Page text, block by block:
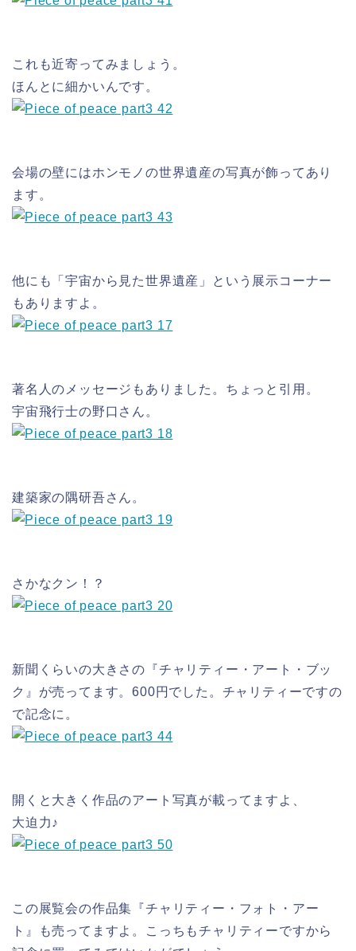
これも近寄ってみましょう。
ほんとに細かいんです。
会場の壁にはホンモノの世界遺産の写真が飾ってあり
ます。
他にも「宇宙から見た世界遺産」という展示コーナー
もありますよ。
著名人のメッセージもありました。ちょっと引用。
宇宙飛行士の野口さん。
建築家の隅研吾さん。
さかなクン！？
新聞くらいの大きさの『チャリティー・アート・ブッ
ク』が売ってます。600円でした。チャリティーですの
で記念に。
開くと大きく作品のアート写真が載ってますよ、
大迫力♪
この展覧会の作品集『チャリティー・フォト・アー
ト』も売ってますよ。こっちもチャリティーですから